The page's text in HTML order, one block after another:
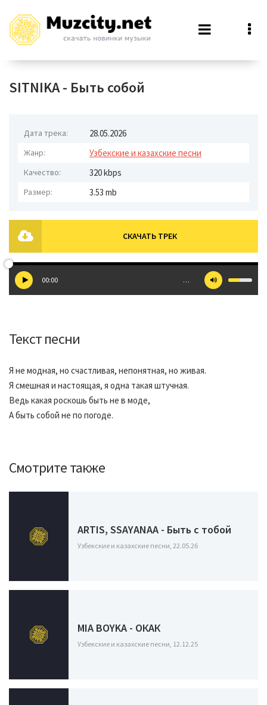
SITNIKA - Быть собой
Дата трека: 28.05.2026
Жанр: Узбекские и казахские песни
Качество: 320 kbps
Размер: 3.53 mb
СКАЧАТЬ ТРЕК
00:00 …
Текст песни
Я не модная, но счастливая, непонятная, но живая.
Я смешная и настоящая, я одна такая штучная.
Ведь какая роскошь быть не в моде,
А быть собой не по погоде.
Смотрите также
ARTIS, SSAYANAA - Быть с тобой
Узбекские и казахские песни, 22.05.26
MIA BOYKA - ОКАК
Узбекские и казахские песни, 12.12.25